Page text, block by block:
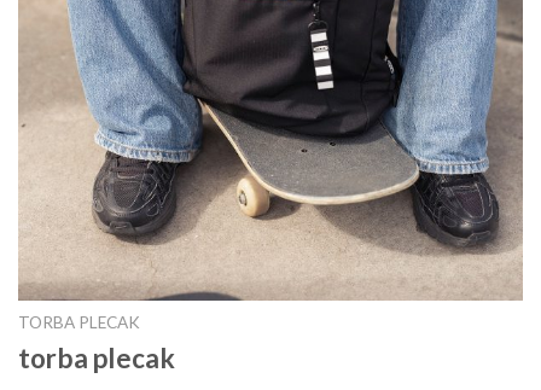
TORBA PLECAK
torba plecak